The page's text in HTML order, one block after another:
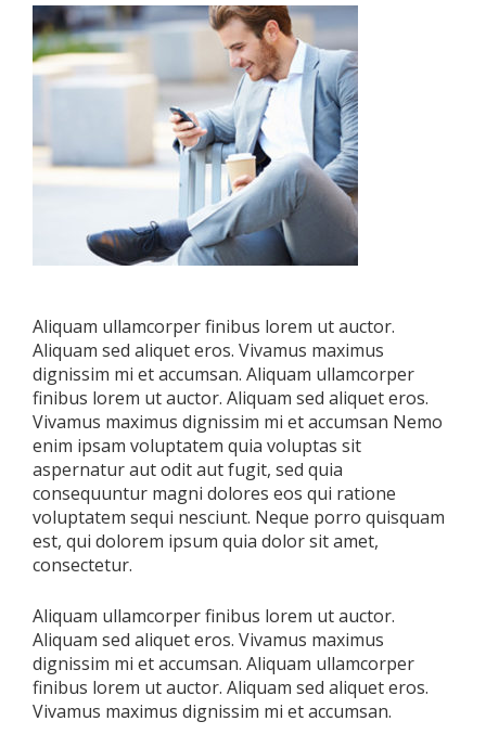
Aliquam ullamcorper finibus lorem ut auctor.
Aliquam sed aliquet eros. Vivamus maximus
dignissim mi et accumsan. Aliquam ullamcorper
finibus lorem ut auctor. Aliquam sed aliquet eros.
Vivamus maximus dignissim mi et accumsan Nemo
enim ipsam voluptatem quia voluptas sit
aspernatur aut odit aut fugit, sed quia
consequuntur magni dolores eos qui ratione
voluptatem sequi nesciunt. Neque porro quisquam
est, qui dolorem ipsum quia dolor sit amet,
consectetur.
Aliquam ullamcorper finibus lorem ut auctor.
Aliquam sed aliquet eros. Vivamus maximus
dignissim mi et accumsan. Aliquam ullamcorper
finibus lorem ut auctor. Aliquam sed aliquet eros.
Vivamus maximus dignissim mi et accumsan.